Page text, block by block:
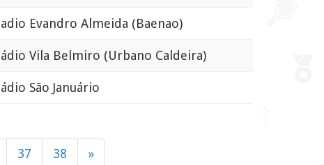
Evandro Almeida (Baenao)
Vila Belmiro (Urbano Caldeira)
São Januário
37 38 »